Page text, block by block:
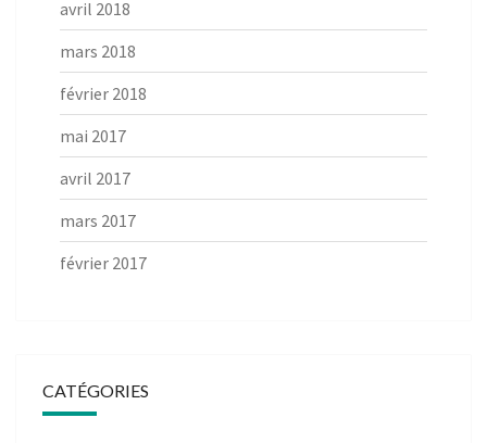
avril 2018
mars 2018
février 2018
mai 2017
avril 2017
mars 2017
février 2017
CATÉGORIES